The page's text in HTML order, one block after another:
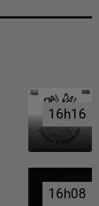
16h16
16h16
16h08
16h08